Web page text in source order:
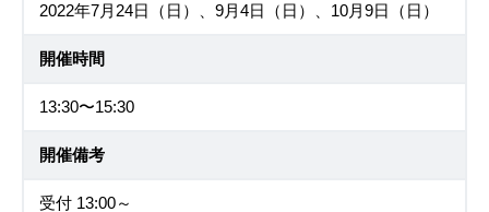
2022年7月24日（日）、9月4日（日）、10月9日（日）
開催時間
13:30〜15:30
開催備考
受付 13:00～